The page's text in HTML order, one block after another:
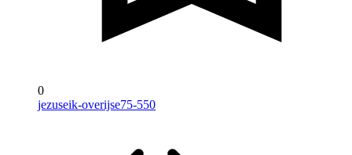
0
jezuseik-overijse75-550